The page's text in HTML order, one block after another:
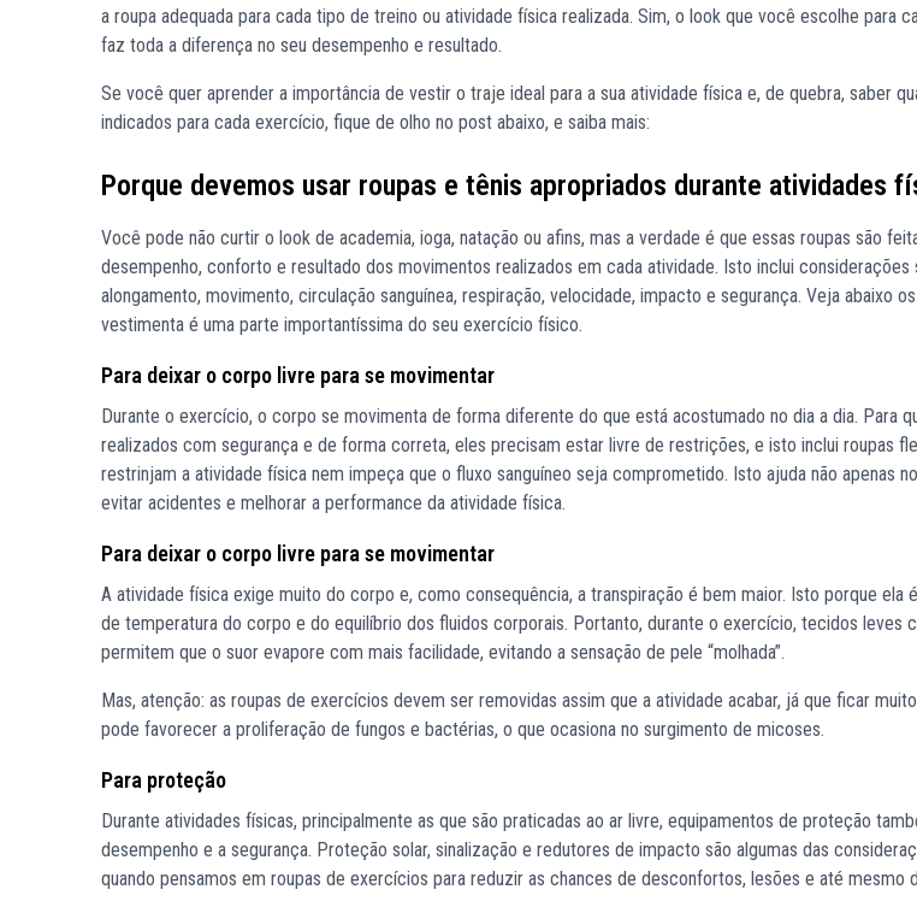
a roupa adequada para cada tipo de treino ou atividade física realizada. Sim, o look que você escolhe para
faz toda a diferença no seu desempenho e resultado.
Se você quer aprender a importância de vestir o traje ideal para a sua atividade física e, de quebra, saber
indicados para cada exercício, fique de olho no post abaixo, e saiba mais:
Porque devemos usar roupas e tênis apropriados durante atividades
Você pode não curtir o look de academia, ioga, natação ou afins, mas a verdade é que essas roupas são
desempenho, conforto e resultado dos movimentos realizados em cada atividade. Isto inclui considerações
alongamento, movimento, circulação sanguínea, respiração, velocidade, impacto e segurança. Veja abaixo
vestimenta é uma parte importantíssima do seu exercício físico.
Para deixar o corpo livre para se movimentar
Durante o exercício, o corpo se movimenta de forma diferente do que está acostumado no dia a dia. Para
realizados com segurança e de forma correta, eles precisam estar livre de restrições, e isto inclui roupas
restrinjam a atividade física nem impeça que o fluxo sanguíneo seja comprometido. Isto ajuda não apenas
evitar acidentes e melhorar a performance da atividade física.
Para deixar o corpo livre para se movimentar
A atividade física exige muito do corpo e, como consequência, a transpiração é bem maior. Isto porque ela
de temperatura do corpo e do equilíbrio dos fluidos corporais. Portanto, durante o exercício, tecidos leves
permitem que o suor evapore com mais facilidade, evitando a sensação de pele “molhada”.
Mas, atenção: as roupas de exercícios devem ser removidas assim que a atividade acabar, já que ficar
pode favorecer a proliferação de fungos e bactérias, o que ocasiona no surgimento de micoses.
Para proteção
Durante atividades físicas, principalmente as que são praticadas ao ar livre, equipamentos de proteção
desempenho e a segurança. Proteção solar, sinalização e redutores de impacto são algumas das
quando pensamos em roupas de exercícios para reduzir as chances de desconfortos, lesões e até mesmo